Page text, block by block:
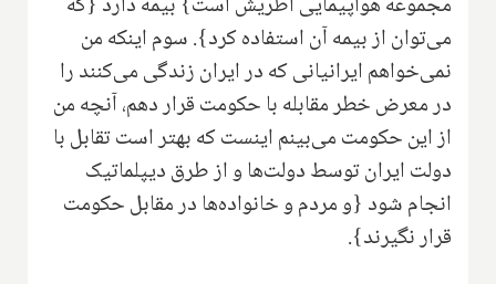
می‌توان از بیمه آن استفاده کرد}. سوم اینکه من
نمی‌خواهم ایرانیانی که در ایران زندگی می‌کنند را
در معرض خطر مقابله با حکومت قرار دهم، آنچه من
از این حکومت می‌بینم اینست که بهتر است تقابل با
دولت ایران توسط دولت‌ها و از طرق دیپلماتیک
انجام شود {و مردم و خانواده‌ها در مقابل حکومت
قرار نگیرند}.